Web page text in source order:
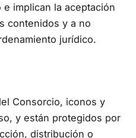
implican la aceptación
contenidos y a no
jurídico.
Consorcio, iconos y
y están protegidos por
distribución o